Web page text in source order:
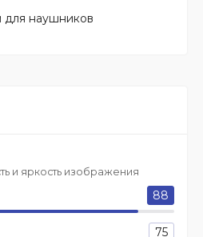
для наушников
и яркость изображения
88
75